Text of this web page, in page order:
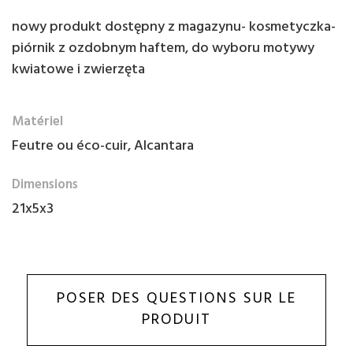
nowy produkt dostępny z magazynu- kosmetyczka-
piórnik z ozdobnym haftem, do wyboru motywy
kwiatowe i zwierzęta
Matériel
Feutre ou éco-cuir, Alcantara
Dimensions
21x5x3
POSER DES QUESTIONS SUR LE
PRODUIT